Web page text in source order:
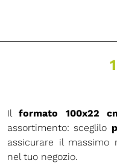
1
Ilformato 100x22
assortimento: sceglilo
assicurare il
nel tuo negozio.